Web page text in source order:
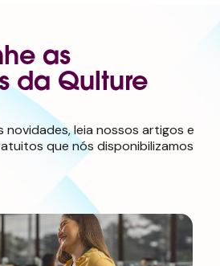
as
da Qulture
leia nossos artigos e
que nós disponibilizamos